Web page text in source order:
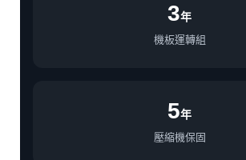
3年
機板運轉組
5年
壓縮機保固